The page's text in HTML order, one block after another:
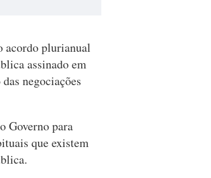
acordo plurianual
assinado em
negociações
Governo para
que existem